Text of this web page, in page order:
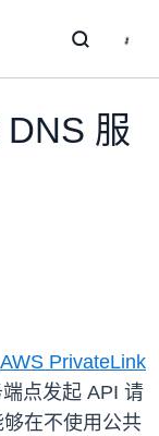
服
AWS PrivateLink
点发起 API 请
在不使用公共